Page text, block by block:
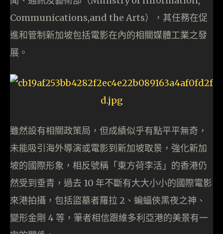
Communications,and the Arts），其任務在促
進和管制新加坡包括電影在內的相關媒體工業之發
展。
雖然設有相關政策局，但成績似乎有點平平無奇，
未能吸引海外導演或電影到新加坡取景，強化新加
坡的國際形象，相反號稱「東方荷李活」的香港仍
然受到垂青，過去 10 年不斷有大大小小的國際電影
來港拍攝，包括盜墓者羅拉 2、蝙蝠俠黑夜之神、
變形金剛 4 等，筆者相信跟維多利亞港的美景有一